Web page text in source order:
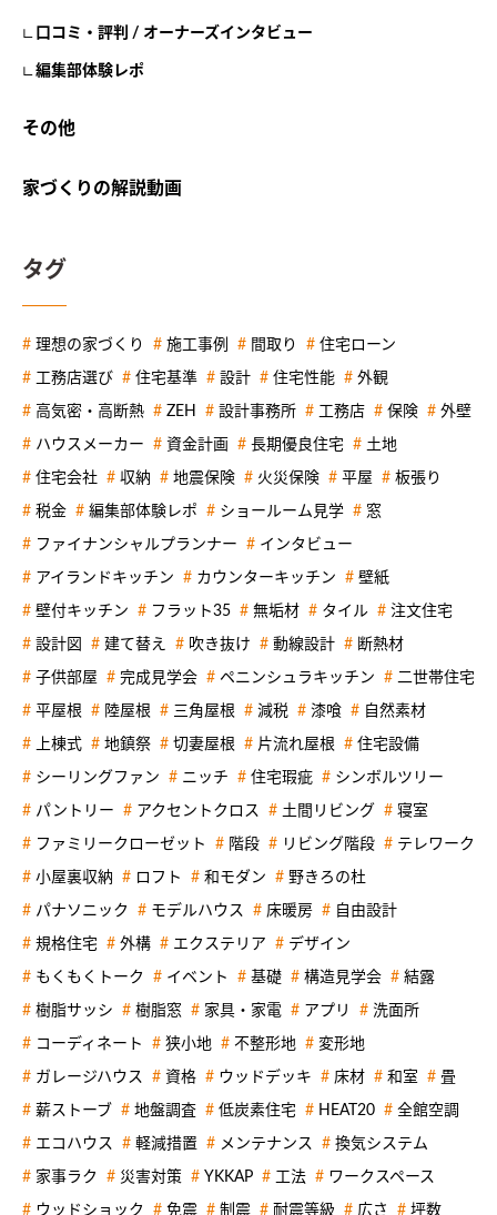
口コミ・評判 / オーナーズインタビュー
編集部体験レポ
その他
家づくりの解説動画
タグ
理想の家づくり 施工事例 間取り 住宅ローン
工務店選び 住宅基準 設計 住宅性能 外観
高気密・高断熱 ZEH 設計事務所 工務店 保険 外壁
ハウスメーカー 資金計画 長期優良住宅 土地
住宅会社 収納 地震保険 火災保険 平屋 板張り
税金 編集部体験レポ ショールーム見学 窓
ファイナンシャルプランナー インタビュー
アイランドキッチン カウンターキッチン 壁紙
壁付キッチン フラット35 無垢材 タイル 注文住宅
設計図 建て替え 吹き抜け 動線設計 断熱材
子供部屋 完成見学会 ペニンシュラキッチン 二世帯住宅
平屋根 陸屋根 三角屋根 減税 漆喰 自然素材
上棟式 地鎮祭 切妻屋根 片流れ屋根 住宅設備
シーリングファン ニッチ 住宅瑕疵 シンボルツリー
パントリー アクセントクロス 土間リビング 寝室
ファミリークローゼット 階段 リビング階段 テレワーク
小屋裏収納 ロフト 和モダン 野きろの杜
パナソニック モデルハウス 床暖房 自由設計
規格住宅 外構 エクステリア デザイン
もくもくトーク イベント 基礎 構造見学会 結露
樹脂サッシ 樹脂窓 家具・家電 アプリ 洗面所
コーディネート 狭小地 不整形地 変形地
ガレージハウス 資格 ウッドデッキ 床材 和室 畳
薪ストーブ 地盤調査 低炭素住宅 HEAT20 全館空調
エコハウス 軽減措置 メンテナンス 換気システム
家事ラク 災害対策 YKKAP 工法 ワークスペース
ウッドショック 免震 制震 耐震等級 広さ 坪数